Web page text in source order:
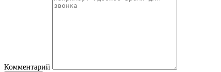
Комментарий